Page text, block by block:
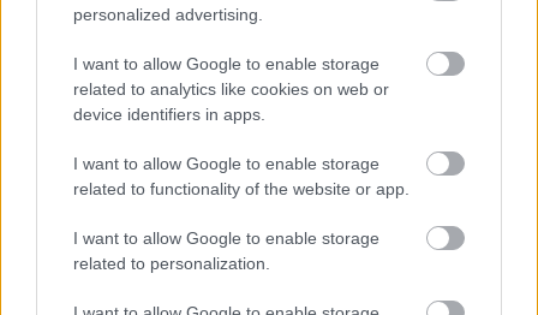
personalized advertising.
I want to allow Google to enable storage
related to analytics like cookies on web or
device identifiers in apps.
I want to allow Google to enable storage
related to functionality of the website or app.
I want to allow Google to enable storage
related to personalization.
LISÄÄ ARTIKKELEITA